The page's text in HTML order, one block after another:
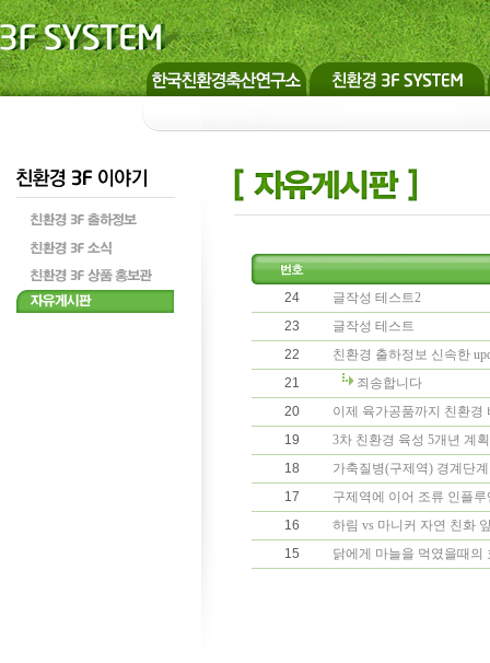
24
글작성 테스트2
23
글작성 테스트
22
친환경 출하정보 신속한
21
죄송합니다
20
이제 육가공품까지 친환경
19
3차 친환경 육성 5개년 계획
18
가축질병(구제역) 경계단
17
구제역에 이어 조류 인플
16
하림 vs 마니커 자연 친화
15
닭에게 마늘을 먹였을때의